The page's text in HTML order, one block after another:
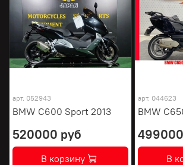
арт. 052943
BMW C600 Sport 2013
520000 руб
В корзину
арт. 044623
BMW
В